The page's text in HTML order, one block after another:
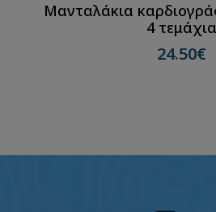
Μανταλάκια
4 τεμάχια
24.50€